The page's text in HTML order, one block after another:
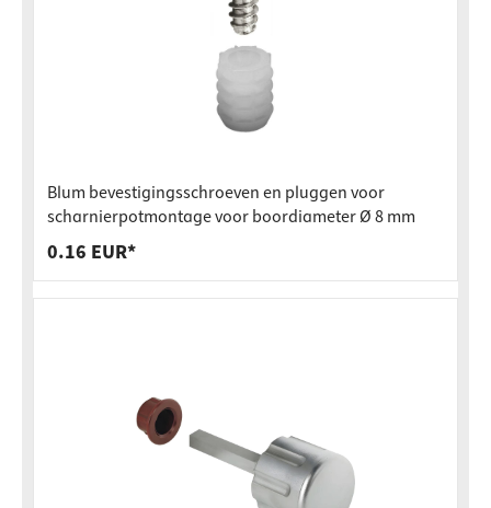
Blum bevestigingsschroeven en pluggen voor
scharnierpotmontage voor boordiameter Ø 8 mm
0.16 EUR*